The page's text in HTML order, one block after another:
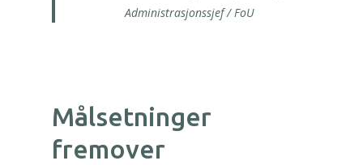
Administrasjonssjef / FoU
Målsetninger
fremover